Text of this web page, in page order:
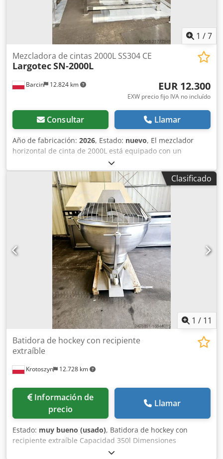
1 /7
Barcin 12.824 km
Mezcladora de cintas 2000L SS304 CE
LargotecSN-2000L
EUR 12.300
EXW precio fijo IVA no incluído
Consultar Llamar
Año de fabricación: 2026, Estado: nuevo, El mezclador
horizontal de cinta de 2000L está equipado con un
agitador de cinta especial colocado en la parte central del
depósito a lo largo de toda su longitud. Toda la máquina
está fabricada en acero inoxidable 304SS. - Capacidad:
2000L Cjdpfey Ew Tfsx Acbjha - Motor de 7,5kW, trifásico,
50Hz - Peso de la máquina: 850kg - Dimensiones de la
máquina (largo 2880-ancho 1200-alto 2200mm) -
Mezcladores disponibles desde 200L hasta 3500L El
interior del mezclador así como la propia cinta están
pulidos a alto brillo, lo que facilita y agiliza
significativamente la mezcla de materiales y la limpieza
tras su uso. Los mezcladores se utilizan para mezclar
materiales a granel, líquidos o semi-líquidos.
Principalmente empleados en las industrias química,
alimentaria, farmacéutica, agrícola y de la construcción.
Clasificado
1 / 11
Krotoszyn 12.728 km
Batidora de hockey con recipiente
extraíble
Información de
precio
Llamar
Estado: muy bueno (usado), Batidora de hockey con
recipiente extraíble Capacidad 350l Dimensiones
1800x1400x1500mm Chsdpfov Ucnnex Acbea